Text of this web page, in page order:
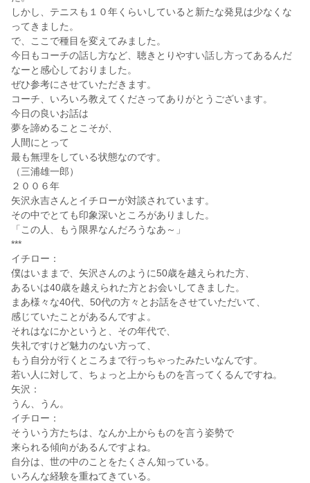
しかし、テニスも１０年くらいしていると新たな発見は少なくな
ってきました。
で、ここで種目を変えてみました。
今日もコーチの話し方など、聴きとりやすい話し方ってあるんだ
なーと感心しておりました。
ぜひ参考にさせていただきます。
コーチ、いろいろ教えてくださってありがとうございます。
今日の良いお話は
夢を諦めることこそが、
人間にとって
最も無理をしている状態なのです。
（三浦雄一郎）
２００６年
矢沢永吉さんとイチローが対談されています。
その中でとても印象深いところがありました。
「この人、もう限界なんだろうなあ～」
***
イチロー：
僕はいままで、矢沢さんのように50歳を越えられた方、
あるいは40歳を越えられた方とお会いしてきました。
まあ様々な40代、50代の方々とお話をさせていただいて、
感じていたことがあるんですよ。
それはなにかというと、その年代で、
失礼ですけど魅力のない方って、
もう自分が行くところまで行っちゃったみたいなんです。
若い人に対して、ちょっと上からものを言ってくるんですね。
矢沢：
うん、うん。
イチロー：
そういう方たちは、なんか上からものを言う姿勢で
来られる傾向があるんですよね。
自分は、世の中のことをたくさん知っている。
いろんな経験を重ねてきている。